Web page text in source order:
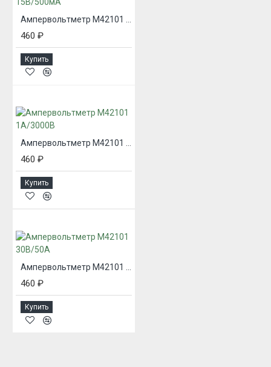
460 ₽
Купить
Ампервольтметр М42101 1А/3000В
460 ₽
Купить
Ампервольтметр М42101 30В/50А
460 ₽
Купить